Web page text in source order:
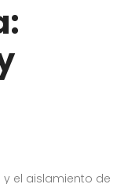
y el aislamiento de